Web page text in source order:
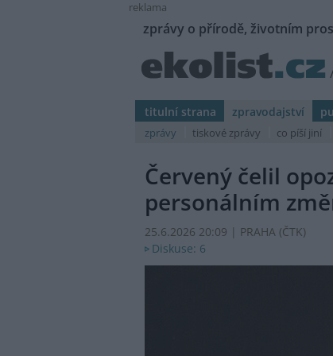
reklama
zprávy o přírodě, životním
titulní strana zpravodajství
zprávy tiskové zprávy co píší jiní
Červený čelil
personálním
25.6.2026 20:09 | PRAHA (ČTK)
Diskuse: 6